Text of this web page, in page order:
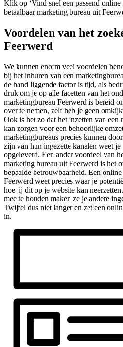
Klik op ‘Vind snel een passend online
betaalbaar marketing bureau uit
Voordelen van het
Feerwerd
We kunnen enorm veel voordelen
bij het inhuren van een
de hand liggende factor is tijd, als
druk om je op alle facetten van het
marketingbureau Feerwerd is bereid
over te nemen, zelf heb je geen
Ook is het zo dat het inzetten van een
kan zorgen voor een behoorlijke
marketingbureaus precies kunnen
zijn van hun ingezette kanalen weet
opgeleverd. Een ander voordeel van
marketing bureau uit Feerwerd is het
bepaalde betrouwbaarheid. Een
Feerwerd weet precies waar je
hoe jij dit op je website kan
mee te houden maken ze je andere
Twijfel dus niet langer en zet een
in.